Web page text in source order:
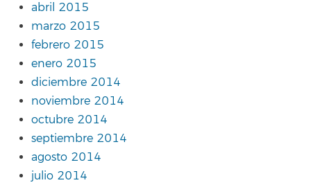
abril 2015
marzo 2015
febrero 2015
enero 2015
diciembre 2014
noviembre 2014
octubre 2014
septiembre 2014
agosto 2014
julio 2014